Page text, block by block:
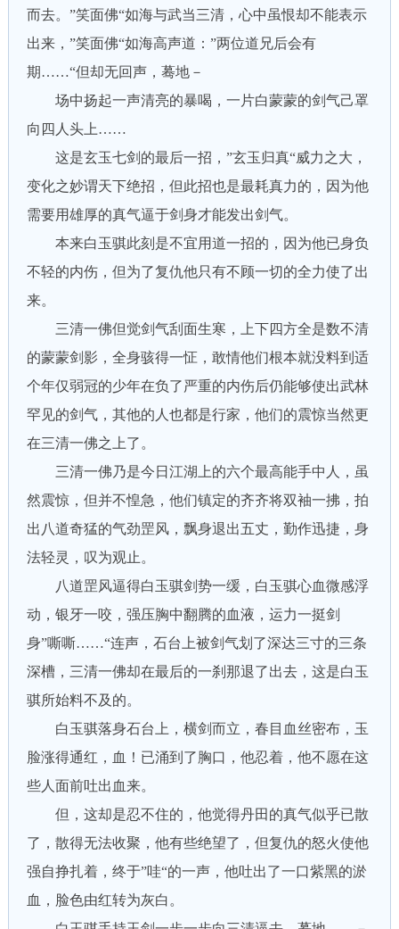
而去。”笑面佛“如海与武当三清，心中虽恨却不能表示
出来，”笑面佛“如海高声道：”两位道兄后会有
期……“但却无回声，蓦地－
场中扬起一声清亮的暴喝，一片白蒙蒙的剑气己罩
向四人头上……
这是玄玉七剑的最后一招，”玄玉归真“威力之大，
变化之妙谓天下绝招，但此招也是最耗真力的，因为他
需要用雄厚的真气逼于剑身才能发出剑气。
本来白玉骐此刻是不宜用道一招的，因为他已身负
不轻的内伤，但为了复仇他只有不顾一切的全力使了出
来。
三清一佛但觉剑气刮面生寒，上下四方全是数不清
的蒙蒙剑影，全身骇得一怔，敢情他们根本就没料到适
个年仅弱冠的少年在负了严重的内伤后仍能够使出武林
罕见的剑气，其他的人也都是行家，他们的震惊当然更
在三清一佛之上了。
三清一佛乃是今日江湖上的六个最高能手中人，虽
然震惊，但并不惶急，他们镇定的齐齐将双袖一拂，拍
出八道奇猛的气劲罡风，飘身退出五丈，勤作迅捷，身
法轻灵，叹为观止。
八道罡风逼得白玉骐剑势一缓，白玉骐心血微感浮
动，银牙一咬，强压胸中翻腾的血液，运力一挺剑
身”嘶嘶……“连声，石台上被剑气划了深达三寸的三条
深槽，三清一佛却在最后的一刹那退了出去，这是白玉
骐所始料不及的。
白玉骐落身石台上，横剑而立，春目血丝密布，玉
脸涨得通红，血！已涌到了胸口，他忍着，他不愿在这
些人面前吐出血来。
但，这却是忍不住的，他觉得丹田的真气似乎已散
了，散得无法收聚，他有些绝望了，但复仇的怒火使他
强自挣扎着，终于”哇“的一声，他吐出了一口紫黑的淤
血，脸色由红转为灰白。